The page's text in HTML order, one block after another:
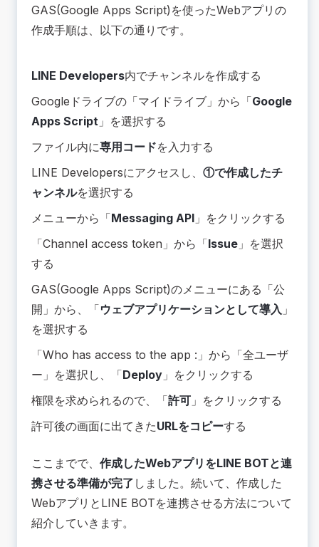
GAS(Google Apps Script)を使ったWebアプリの
作成手順は、以下の通りです。
LINE Developers内でチャンネルを作成する
Googleドライブの「マイドライブ」から「Google
Apps Script 」を選択する
ファイル内に専用コードを入力する
LINE Developersにアクセスし、 ①で作成したチ
ャンネルを選択する
メニューから「Messaging API 」をクリックする
「Channel access token」から「Issue 」を選択
する
GAS(Google Apps Script)のメニューにある「公
開」から、「ウェブアプリケーションとして導入 」
を選択する
「Who has access to the app :」から「全ユーザ
ー」を選択し、「Deploy 」をクリックする
権限を求められるので、「許可 」をクリックする
許可後の画面に出てきたURLをコピーする
ここまでで、 作成したWebアプリをLINE BOTと連
携させる準備が完了 しました。続いて、作成した
WebアプリとLINE BOTを連携させる方法について
紹介していきます。